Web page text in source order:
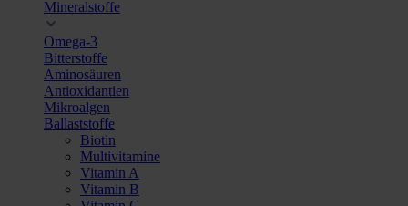
Mineralstoffe
Omega-3
Bitterstoffe
Aminosäuren
Antioxidantien
Mikroalgen
Ballaststoffe
Biotin
Multivitamine
Vitamin A
Vitamin B